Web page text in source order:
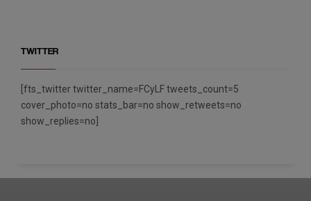
TWITTER
[fts_twitter twitter_name=FCyLF tweets_count=5
cover_photo=no stats_bar=no show_retweets=no
show_replies=no]